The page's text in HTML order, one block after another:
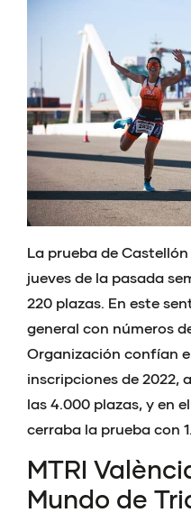
La prueba de
jueves de la pasada
220 plazas. En este
general con números
Organización confían
inscripciones de 2022,
las 4.000 plazas, y en
cerraba la prueba con
MTRI
Mundo de